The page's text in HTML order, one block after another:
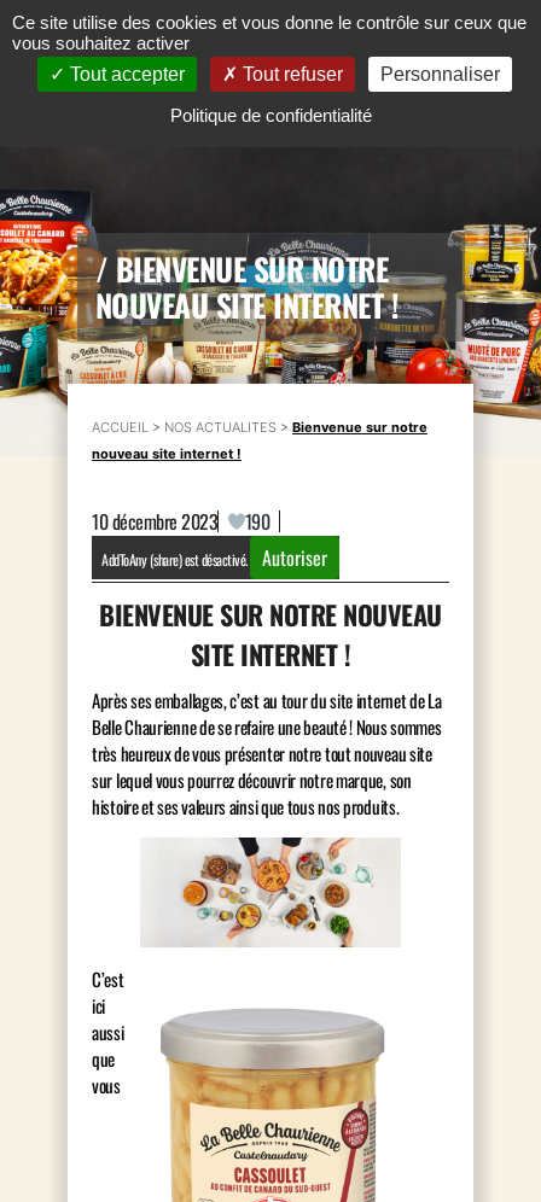
/ BIENVENUE SUR NOTRE
NOUVEAU SITE INTERNET !
ACCUEIL > NOS ACTUALITES > Bienvenue sur notre
nouveau site internet !
10 décembre 2023 190
AddToAny (share) est désactivé. Autoriser
BIENVENUE SUR NOTRE NOUVEAU
SITE INTERNET !
Après ses emballages, c’est au tour du site internet de La
Belle Chaurienne de se refaire une beauté ! Nous sommes
très heureux de vous présenter notre tout nouveau site
sur lequel vous pourrez découvrir notre marque, son
histoire et ses valeurs ainsi que tous nos produits.
C’est
ici
aussi
que
vous
Ce site utilise des cookies et vous donne le contrôle sur ceux que
vous souhaitez activer
Tout accepter
Tout refuser
Personnaliser
Politique de confidentialité